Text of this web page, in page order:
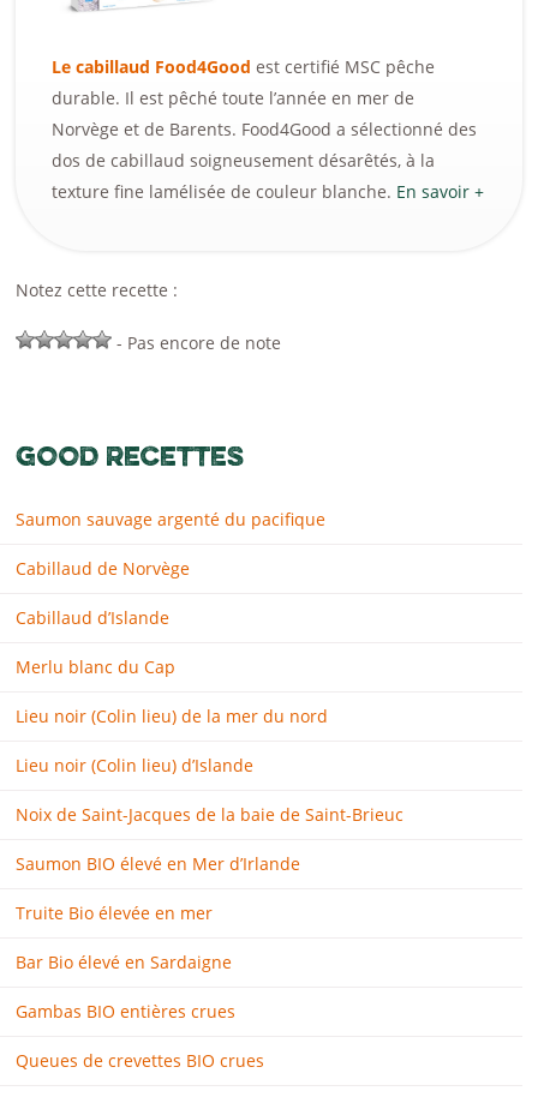
Le cabillaud Food4Good est certifié MSC pêche
durable. Il est pêché toute l’année en mer de
Norvège et de Barents. Food4Good a sélectionné des
dos de cabillaud soigneusement désarêtés, à la
texture fine lamélisée de couleur blanche. En savoir +
Notez cette recette :
- Pas encore de note
GOOD RECETTES
Saumon sauvage argenté du pacifique
Cabillaud de Norvège
Cabillaud d’Islande
Merlu blanc du Cap
Lieu noir (Colin lieu) de la mer du nord
Lieu noir (Colin lieu) d’Islande
Noix de Saint-Jacques de la baie de Saint-Brieuc
Saumon BIO élevé en Mer d’Irlande
Truite Bio élevée en mer
Bar Bio élevé en Sardaigne
Gambas BIO entières crues
Queues de crevettes BIO crues